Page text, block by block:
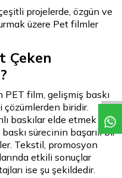
projelerde, özgün ve
üzere Pet filmler
Çeken
film, gelişmiş baskı
biridir.
baskılar elde etmek
sürecinin başarılı bir
Tekstil, promosyon
etkili sonuçlar
ise şu şekildedir.